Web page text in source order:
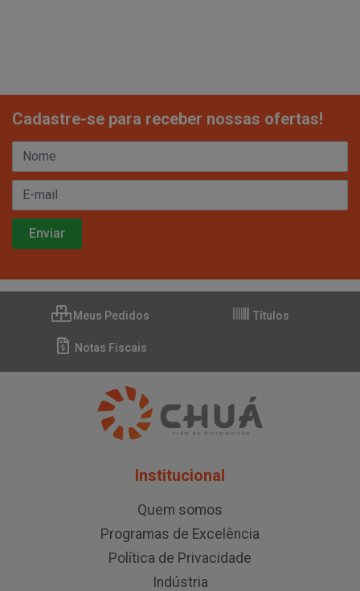
Cadastre-se para receber nossas ofertas!
Meus Pedidos Títulos
Notas Fiscais
Institucional
Quem somos
Programas de Excelência
Política de Privacidade
Indústria